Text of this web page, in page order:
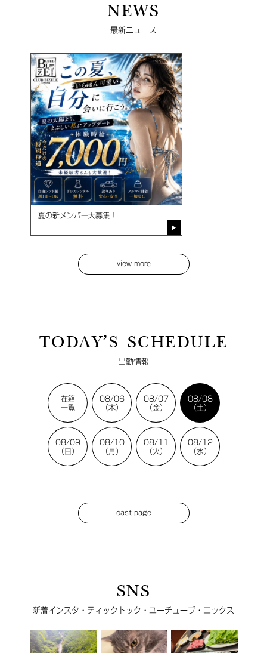
NEWS
最新ニュース
夏の新メンバー大募集！
view more
TODAY’S SCHEDULE
出勤情報
在籍
一覧
08/06
（木）
08/07
（金）
08/08
（土）
08/09
（日）
08/10
（月）
08/11
（火）
08/12
（水）
cast page
SNS
新着インスタ・ティックトック・ユーチューブ・エックス